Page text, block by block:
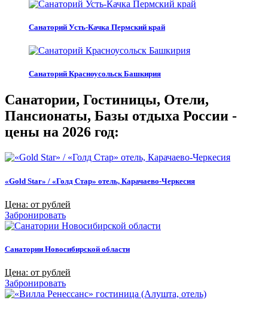
Санаторий Усть-Качка Пермский край
Санаторий Красноусольск Башкирия
Санатории, Гостиницы, Отели,
Пансионаты, Базы отдыха России -
цены на 2026 год:
«Gold Star» / «Голд Стар» отель, Карачаево-Черкесия
Цена: от рублей
Забронировать
Санатории Новосибирской области
Цена: от рублей
Забронировать